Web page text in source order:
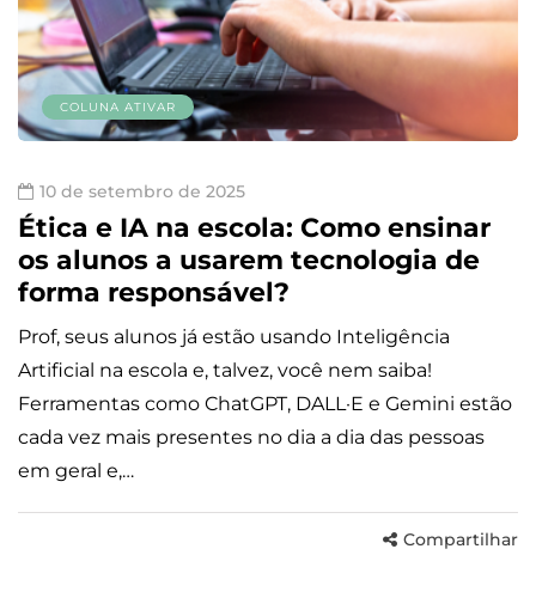
COLUNA ATIVAR
10 de setembro de 2025
Ética e IA na escola: Como ensinar
os alunos a usarem tecnologia de
forma responsável?
Prof, seus alunos já estão usando Inteligência
Artificial na escola e, talvez, você nem saiba!
Ferramentas como ChatGPT, DALL·E e Gemini estão
cada vez mais presentes no dia a dia das pessoas
em geral e,…
Compartilhar